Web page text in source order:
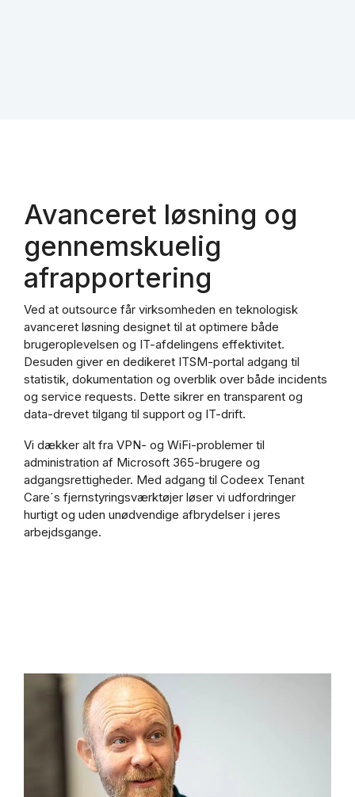
Avanceret løsning og
gennemskuelig
afrapportering
Ved at outsource får virksomheden en teknologisk
avanceret løsning designet til at optimere både
brugeroplevelsen og IT-afdelingens effektivitet.
Desuden giver en dedikeret ITSM-portal adgang til
statistik, dokumentation og overblik over både incidents
og service requests. Dette sikrer en transparent og
data-drevet tilgang til support og IT-drift.
Vi dækker alt fra VPN- og WiFi-problemer til
administration af Microsoft 365-brugere og
adgangsrettigheder. Med adgang til Codeex Tenant
Care´s fjernstyringsværktøjer løser vi udfordringer
hurtigt og uden unødvendige afbrydelser i jeres
arbejdsgange.